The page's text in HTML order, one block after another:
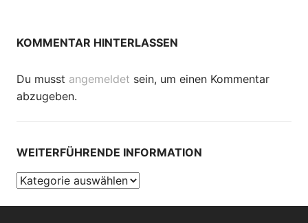
KOMMENTAR HINTERLASSEN
Du musst angemeldet sein, um einen Kommentar
abzugeben.
WEITERFÜHRENDE INFORMATION
Weiterführende